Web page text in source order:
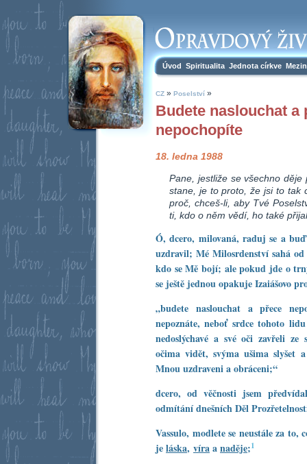
Úvod Spiritualita Jednota církve
CZ » Poselství »
Budete naslouchat a
nepochopíte
18. ledna 1988
Pane, jestliže se všechno
stane, je to proto, že jsi to tak
proč, chceš-li, aby Tvé
ti, kdo o něm vědí, ho také
Ó, dcero, milovaná, raduj se a
uzdravil; Mé Milosrdenství sahá
kdo se Mě bojí; ale pokud jde o
se ještě jednou opakuje Izaiášovo
„budete naslouchat a přece
nepoznáte, neboť srdce tohoto
nedoslýchavé a své oči zavřeli
očima vidět, svýma ušima slyšet
Mnou uzdraveni a obráceni;“
dcero, od věčnosti jsem
odmítání dnešních Děl
Vassulo, modlete se neustále za to,
jeláska, víraanaděje;1